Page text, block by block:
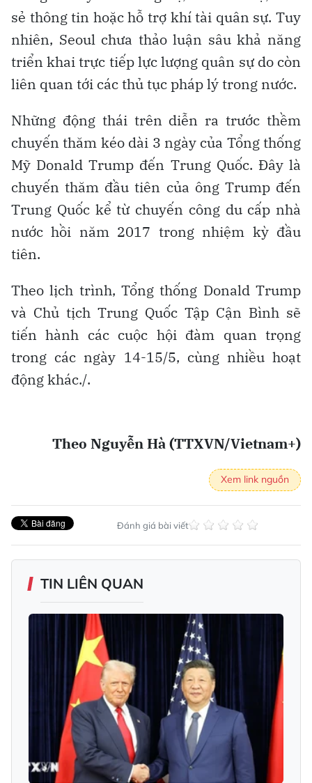
sẻ thông tin hoặc hỗ trợ khí tài quân sự. Tuy
nhiên, Seoul chưa thảo luận sâu khả năng
triển khai trực tiếp lực lượng quân sự do còn
liên quan tới các thủ tục pháp lý trong nước.
Những động thái trên diễn ra trước thềm
chuyến thăm kéo dài 3 ngày của Tổng thống
Mỹ Donald Trump đến Trung Quốc. Đây là
chuyến thăm đầu tiên của ông Trump đến
Trung Quốc kể từ chuyến công du cấp nhà
nước hồi năm 2017 trong nhiệm kỳ đầu
tiên.
Theo lịch trình, Tổng thống Donald Trump
và Chủ tịch Trung Quốc Tập Cận Bình sẽ
tiến hành các cuộc hội đàm quan trọng
trong các ngày 14-15/5, cùng nhiều hoạt
động khác./.
Theo Nguyễn Hà (TTXVN/Vietnam+)
Xem link nguồn
Đánh giá bài viết
TIN LIÊN QUAN